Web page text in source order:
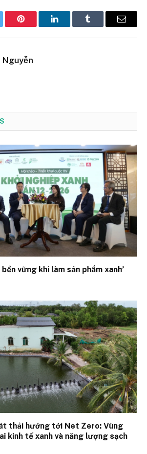
Pinterest LinkedInTumblr Email
Nguyễn
vững khi làm sản phẩm xanh’
thải hướng tới Net Zero: Vùng
kinh tế xanh và năng lượng sạch